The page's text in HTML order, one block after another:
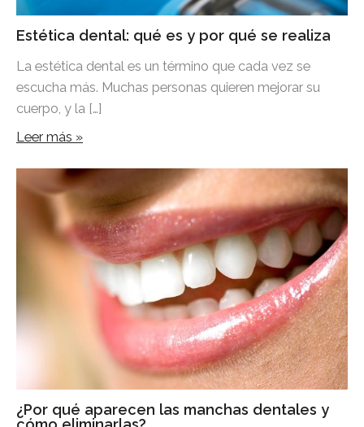
Estética dental: qué es y por qué se realiza
La estética dental es un término que cada vez se
escucha más. Muchas personas quieren mejorar su
cuerpo, y la […]
Leer más »
¿Por qué aparecen las manchas dentales y